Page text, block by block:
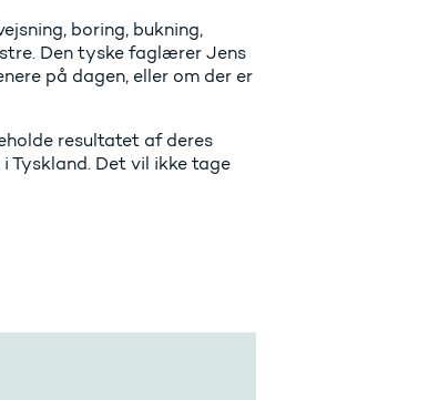
boring, bukning,
Den tyske faglærer Jens
på dagen, eller om der er
resultatet af deres
Tyskland. Det vil ikke tage